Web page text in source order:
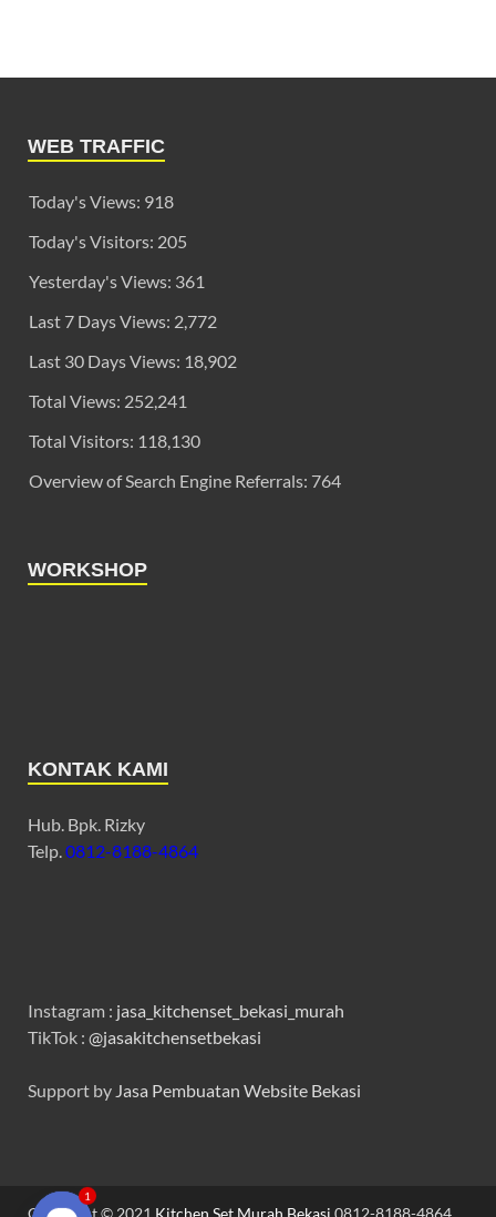
WEB TRAFFIC
Today's Views: 918
Today's Visitors: 205
Yesterday's Views: 361
Last 7 Days Views: 2,772
Last 30 Days Views: 18,902
Total Views: 252,241
Total Visitors: 118,130
Overview of Search Engine Referrals: 764
WORKSHOP
KONTAK KAMI
Hub. Bpk. Rizky
Telp. 0812-8188-4864
Instagram : jasa_kitchenset_bekasi_murah
TikTok : @jasakitchensetbekasi
Support by Jasa Pembuatan Website Bekasi
Copyright © 2021 Kitchen Set Murah Bekasi 0812-8188-4864
1